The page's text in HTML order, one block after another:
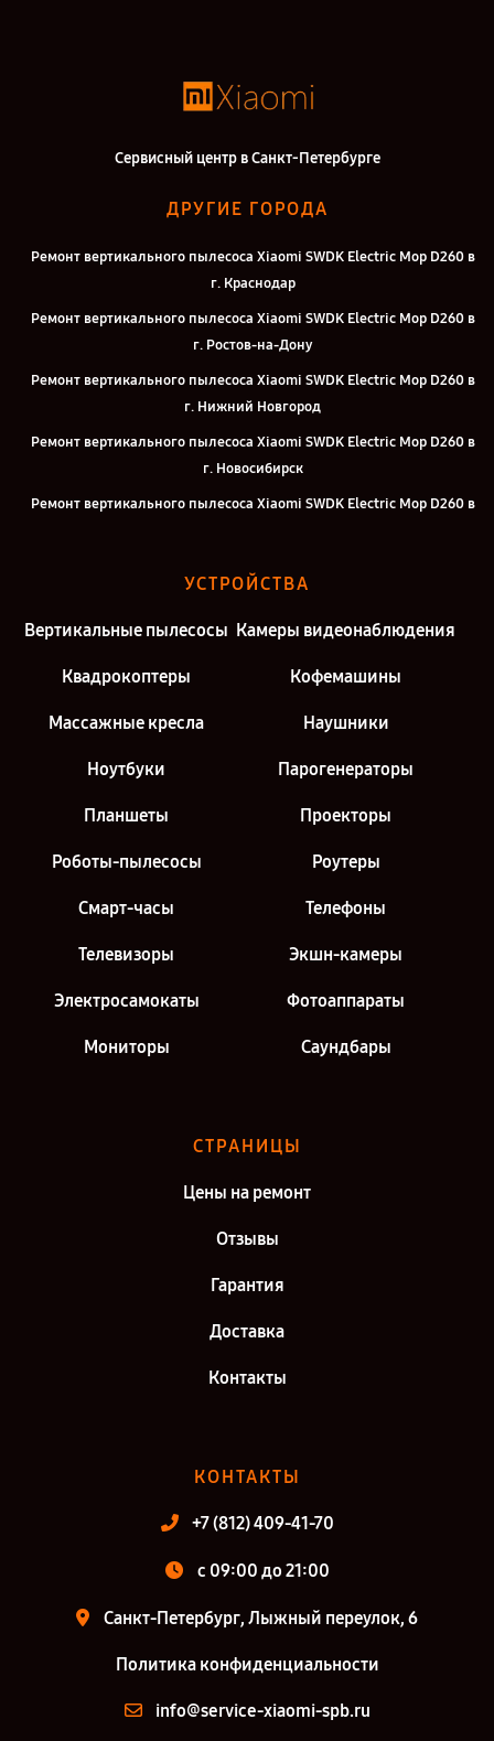
Сервисный центр в Санкт-Петербурге
ДРУГИЕ ГОРОДА
Ремонт вертикального пылесоса Xiaomi SWDK Electric Mop D260 в
г. Краснодар
Ремонт вертикального пылесоса Xiaomi SWDK Electric Mop D260 в
г. Ростов-на-Дону
Ремонт вертикального пылесоса Xiaomi SWDK Electric Mop D260 в
г. Нижний Новгород
Ремонт вертикального пылесоса Xiaomi SWDK Electric Mop D260 в
г. Новосибирск
Ремонт вертикального пылесоса Xiaomi SWDK Electric Mop D260 в
г. Екатеринбург
Ремонт вертикального пылесоса Xiaomi SWDK Electric Mop D260 в
Ремонт вертикального пылесоса Xiaomi SWDK Electric Mop D260 в
УСТРОЙСТВА
Вертикальные пылесосы Камеры видеонаблюдения
Квадрокоптеры Кофемашины
Массажные кресла Наушники
Ноутбуки Парогенераторы
Планшеты Проекторы
Роботы-пылесосы Роутеры
Смарт-часы Телефоны
Телевизоры Экшн-камеры
Электросамокаты Фотоаппараты
Мониторы Саундбары
СТРАНИЦЫ
Цены на ремонт
Отзывы
Гарантия
Доставка
Контакты
КОНТАКТЫ
+7 (812) 409-41-70
c 09:00 до 21:00
Санкт-Петербург, Лыжный переулок, 6
Политика конфиденциальности
info@service-xiaomi-spb.ru